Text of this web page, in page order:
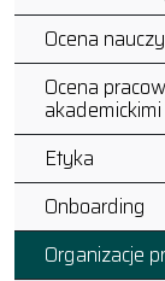
Ocena
Ocena
akademickimi
Etyka
Onboarding
Organizacje